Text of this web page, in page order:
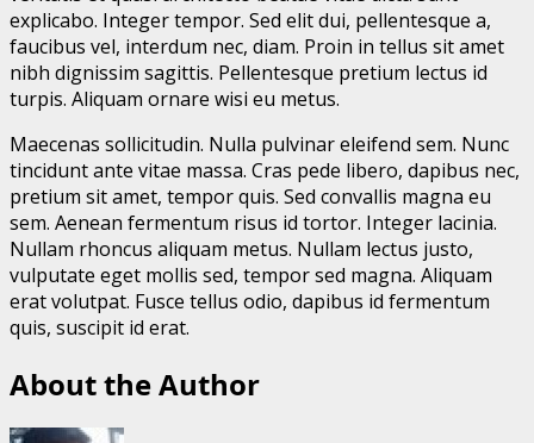
explicabo. Integer tempor. Sed elit dui, pellentesque a,
faucibus vel, interdum nec, diam. Proin in tellus sit amet
nibh dignissim sagittis. Pellentesque pretium lectus id
turpis. Aliquam ornare wisi eu metus.
Maecenas sollicitudin. Nulla pulvinar eleifend sem. Nunc
tincidunt ante vitae massa. Cras pede libero, dapibus nec,
pretium sit amet, tempor quis. Sed convallis magna eu
sem. Aenean fermentum risus id tortor. Integer lacinia.
Nullam rhoncus aliquam metus. Nullam lectus justo,
vulputate eget mollis sed, tempor sed magna. Aliquam
erat volutpat. Fusce tellus odio, dapibus id fermentum
quis, suscipit id erat.
About the Author